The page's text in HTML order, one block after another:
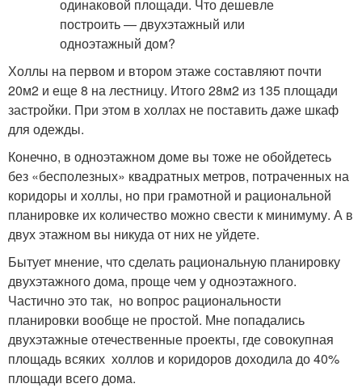
Холлы на первом и втором этаже составляют почти
20м2 и еще 8 на лестницу. Итого 28м2 из 135 площади
застройки. При этом в холлах не поставить даже шкаф
для одежды.
Конечно, в одноэтажном доме вы тоже не обойдетесь
без «бесполезных» квадратных метров, потраченных на
коридоры и холлы, но при грамотной и рациональной
планировке их количество можно свести к минимуму. А в
двух этажном вы никуда от них не уйдете.
Бытует мнение, что сделать рациональную планировку
двухэтажного дома, проще чем у одноэтажного.
Частично это так, но вопрос рациональности
планировки вообще не простой. Мне попадались
двухэтажные отечественные проекты, где совокупная
площадь всяких холлов и коридоров доходила до 40%
площади всего дома.